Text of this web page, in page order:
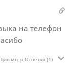
на телефон
Просмотр Ответов(1)